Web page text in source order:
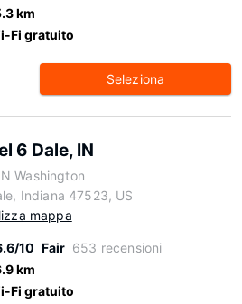
km
Fi gratuito
Seleziona
6 Dale, IN
Washington
Indiana 47523, US
mappa
10 Fair 653 recensioni
km
Fi gratuito